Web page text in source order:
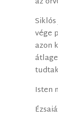
vége
azon
Isten